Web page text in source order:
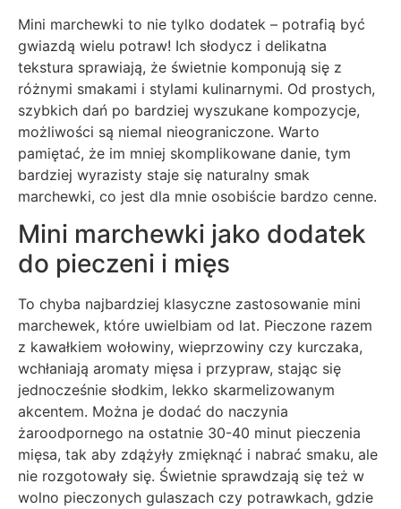
Mini marchewki to nie tylko dodatek – potrafią być
gwiazdą wielu potraw! Ich słodycz i delikatna
tekstura sprawiają, że świetnie komponują się z
różnymi smakami i stylami kulinarnymi. Od prostych,
szybkich dań po bardziej wyszukane kompozycje,
możliwości są niemal nieograniczone. Warto
pamiętać, że im mniej skomplikowane danie, tym
bardziej wyrazisty staje się naturalny smak
marchewki, co jest dla mnie osobiście bardzo cenne.
Mini marchewki jako dodatek
do pieczeni i mięs
To chyba najbardziej klasyczne zastosowanie mini
marchewek, które uwielbiam od lat. Pieczone razem
z kawałkiem wołowiny, wieprzowiny czy kurczaka,
wchłaniają aromaty mięsa i przypraw, stając się
jednocześnie słodkim, lekko skarmelizowanym
akcentem. Można je dodać do naczynia
żaroodpornego na ostatnie 30-40 minut pieczenia
mięsa, tak aby zdążyły zmięknąć i nabrać smaku, ale
nie rozgotowały się. Świetnie sprawdzają się też w
wolno pieczonych gulaszach czy potrawkach, gdzie